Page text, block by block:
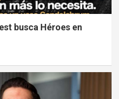
busca Héroes en